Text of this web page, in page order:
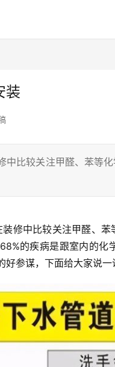
装
中比较关注甲醛、苯等
的疾病是跟室内的
参谋，下面给大家说